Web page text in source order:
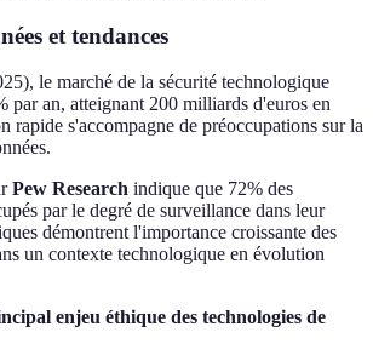
et tendances
le marché de la sécurité technologique
par an, atteignant 200 milliards d'euros en
rapide s'accompagne de préoccupations sur la
Pew Research indique que 72% des
par le degré de surveillance dans leur
démontrent l'importance croissante des
un contexte technologique en évolution
enjeu éthique des technologies de